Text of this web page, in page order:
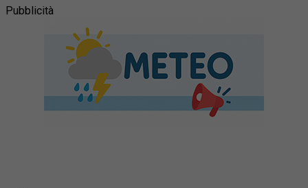
Pubblicità